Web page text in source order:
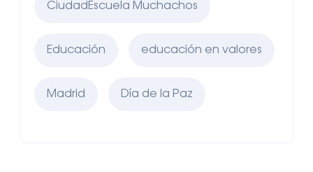
CiudadEscuela Muchachos
Educación educación en valores
Madrid Día de la Paz